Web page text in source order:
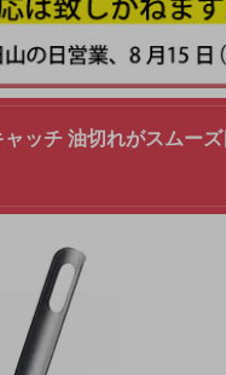
ッチ 油切れがスムー